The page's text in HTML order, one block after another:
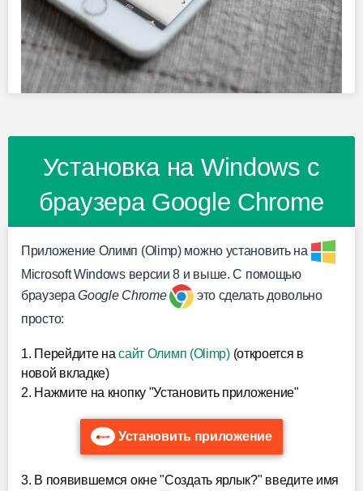
Установка на Windows с
браузера Google Chrome
Приложение Олимп (Olimp) можно установить на
Microsoft Windows версии 8 и выше. С помощью
браузераGoogle Chrome
это сделать довольно
просто:
1. Перейдите насайт Олимп (Olimp)(откроется в
новой вкладке)
2. Нажмите на кнопку "Установить приложение"
Установить приложение
3. В появившемся окне "Создать ярлык?" введите имя